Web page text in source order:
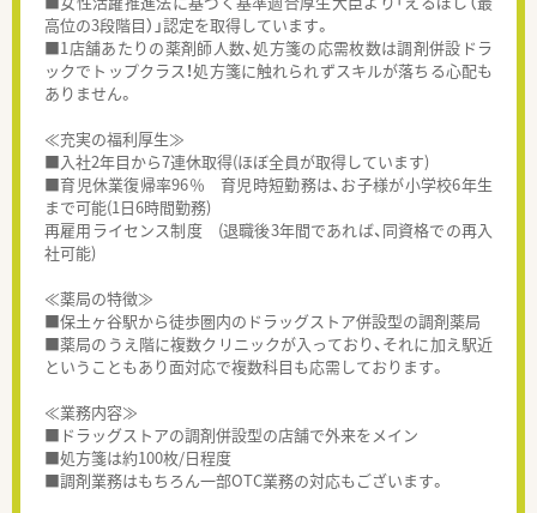
高位の3段階目）」認定を取得しています。
■1店舗あたりの薬剤師人数、処方箋の応需枚数は調剤併設ドラ
ックでトップクラス！処方箋に触れられずスキルが落ちる心配も
ありません。
≪充実の福利厚生≫
■入社2年目から7連休取得(ほぼ全員が取得しています)
■育児休業復帰率96％ 育児時短勤務は、お子様が小学校6年生
まで可能(1日6時間勤務)
再雇用ライセンス制度 (退職後3年間であれば、同資格での再入
社可能)
≪薬局の特徴≫
■保土ヶ谷駅から徒歩圏内のドラッグストア併設型の調剤薬局
■薬局のうえ階に複数クリニックが入っており、それに加え駅近
ということもあり面対応で複数科目も応需しております。
≪業務内容≫
■ドラッグストアの調剤併設型の店舗で外来をメイン
■処方箋は約100枚/日程度
■調剤業務はもちろん一部OTC業務の対応もございます。